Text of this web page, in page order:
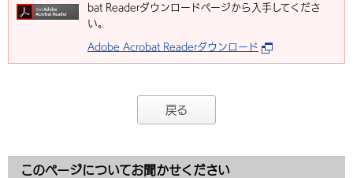
bat Readerダウンロードページから入手してくださ
い。
Adobe Acrobat Readerダウンロード
戻る
このページについてお聞かせください